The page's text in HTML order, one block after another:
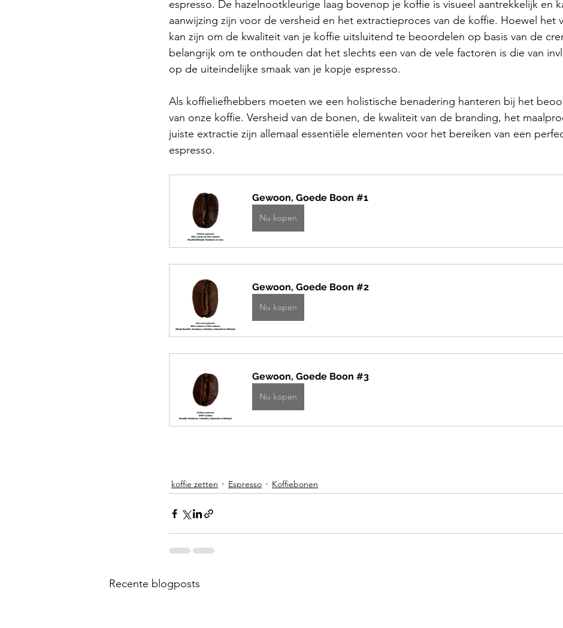
espresso. De hazelnootkleurige laag bovenop je koffie is visueel aantrekkelijk en
aanwijzing zijn voor de versheid en het extractieproces van de koffie. Hoewel het
kan zijn om de kwaliteit van je koffie uitsluitend te beoordelen op basis van de
belangrijk om te onthouden dat het slechts een van de vele factoren is die van
op de uiteindelijke smaak van je kopje espresso.
Als koffieliefhebbers moeten we een holistische benadering hanteren bij het
van onze koffie. Versheid van de bonen, de kwaliteit van de branding, het
juiste extractie zijn allemaal essentiële elementen voor het bereiken van een
espresso.
Gewoon, Goede Boon #1
Nu kopen
Gewoon, Goede Boon #2
Nu kopen
Gewoon, Goede Boon #3
Nu kopen
koffie zetten Espresso Koffiebonen
Recente blogposts